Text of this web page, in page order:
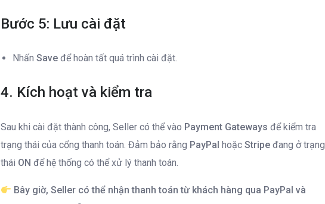
Bước 5: Lưu cài đặt
NhấnSave để hoàn tất quá trình cài đặt.
4. Kích hoạt và kiểm tra
Sau khi cài đặt thành công, Seller có thể vào Payment Gateways để kiểm tra
trạng thái của cổng thanh toán. Đảm bảo rằng PayPal hoặcStripe đang ở trạng
thái ON để hệ thống có thể xử lý thanh toán.
Bây giờ, Seller có thể nhận thanh toán từ khách hàng qua PayPal và